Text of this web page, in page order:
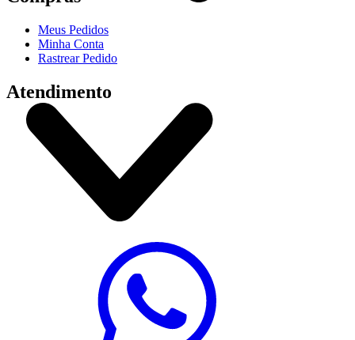
Meus Pedidos
Minha Conta
Rastrear Pedido
Atendimento